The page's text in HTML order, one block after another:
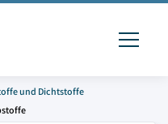
und Dichtstoffe